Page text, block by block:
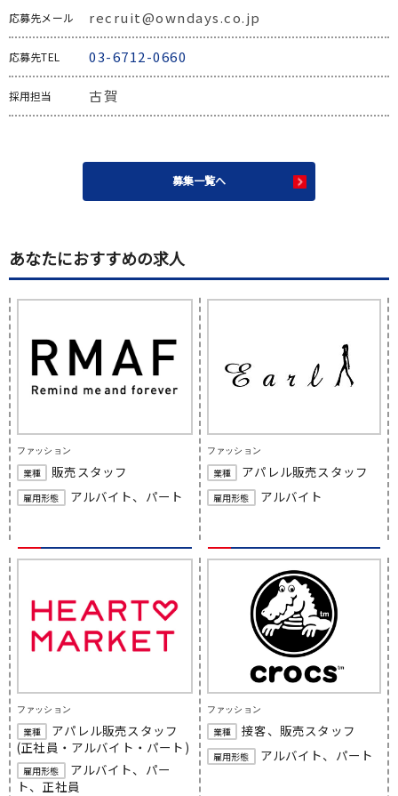
応募先メール recruit@owndays.co.jp
応募先TEL 03-6712-0660
採用担当 古賀
募集一覧へ
あなたにおすすめの求人
ファッション
業種 販売スタッフ
雇用形態 アルバイト、パート
ファッション
業種 アパレル販売スタッフ
雇用形態 アルバイト
ファッション
業種
アパレル販売スタッフ
(正社員・アルバイト・パート)
雇用形態
アルバイト、パー
ト、正社員
ファッション
業種 接客、販売スタッフ
雇用形態 アルバイト、パート